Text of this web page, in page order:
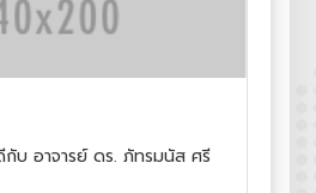
บ อาจารย์ ดร. ภัทรมนัส ศรี